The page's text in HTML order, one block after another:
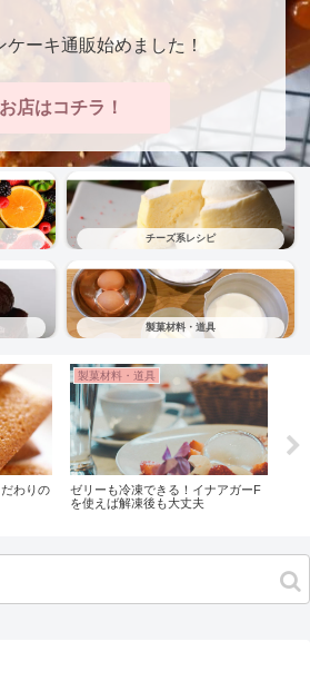
ケーキ通販始めました！
お店はコチラ！
チーズ系レシピ
製菓材料・道具
わりの
製菓材料・道具
ゼリーも冷凍できる！イナアガーF
を使えば解凍後も大丈夫